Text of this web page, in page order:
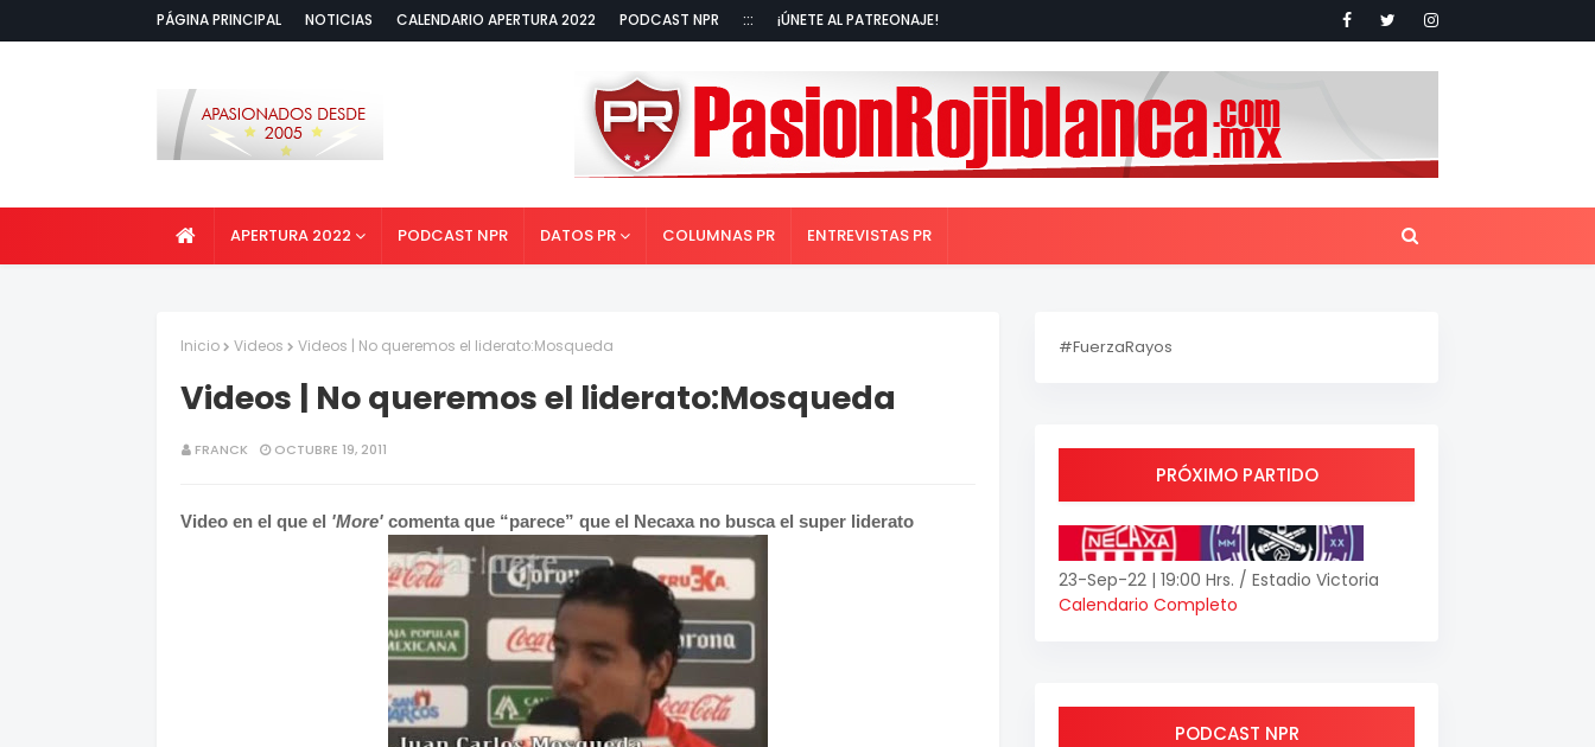
PÁGINA PRINCIPAL NOTICIAS CALENDARIO APERTURA 2022 PODCAST NPR ::: ¡ÚNETE AL PATREONAJE!
APERTURA 2022 PODCAST NPR DATOS PR COLUMNAS PR ENTREVISTAS PR
Inicio Videos Videos | No queremos el liderato:Mosqueda
Videos | No queremos el liderato:Mosqueda
FRANCK OCTUBRE 19, 2011
Video en el que el 'More' comenta que “parece” que el Necaxa no busca el super liderato
#FuerzaRayos
PRÓXIMO PARTIDO
23-Sep-22 | 19:00 Hrs. / Estadio Victoria
Calendario Completo
PODCAST NPR